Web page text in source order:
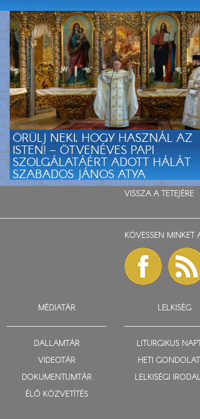
ÖRÜLJ NEKI, HOGY HASZNÁL AZ
ISTEN! – ÖTVENÉVES PAPI
SZOLGÁLATÁÉRT ADOTT HÁLÁT
SZABADOS JÁNOS ATYA
MÁRIAPÓCSON VISSZA A TETEJÉRE
KÖVESSEN MINKET
MÉDIATÁR
DALLAMTÁR
VIDEOTÁR
DOKUMENTUMTÁR
ÉLŐ KÖZVETÍTÉS
LELKISÉG
LITURGIKUS
HETI
LELKISÉGI